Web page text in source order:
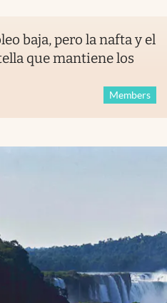
baja, pero la nafta y el
que mantiene los
Members